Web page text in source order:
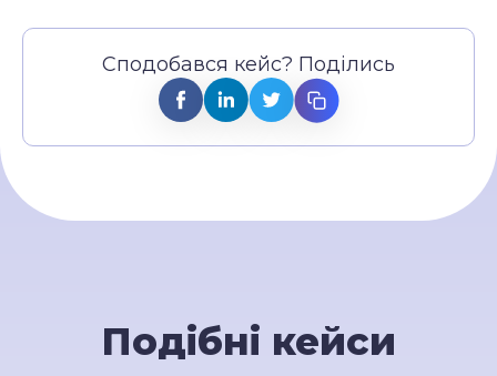
Сподобався кейс? Поділись
Подібні кейси